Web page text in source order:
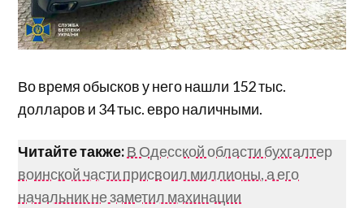
Во время обысков у него нашли 152 тыс.
долларов и 34 тыс. евро наличными.
Читайте также:В Одесской области бухгалтер
воинской части присвоил миллионы, а его
начальник не заметил махинации